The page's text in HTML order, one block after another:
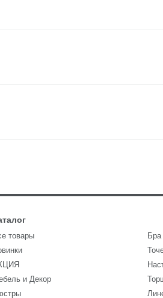
товары
и Декор
Бра